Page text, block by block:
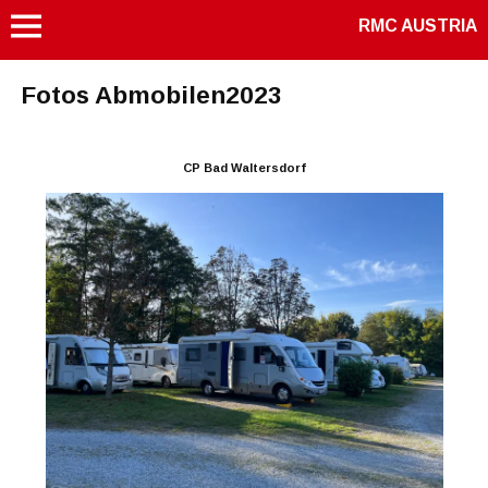
RMC AUSTRIA
Fotos Abmobilen2023
CP Bad Waltersdorf